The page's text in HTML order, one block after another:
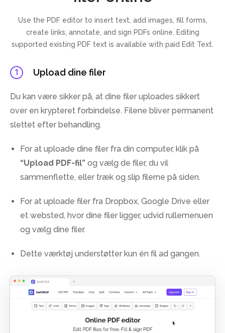
Use the PDF editor to insert text, add images, fill forms,
create links, annotate, and sign PDFs online. Editing
supported existing PDF text is available with paid Edit Text.
1 Upload dine filer
Du kan være sikker på, at dine filer uploades sikkert
over en krypteret forbindelse. Filene bliver permanent
slettet efter behandling.
For at uploade dine filer fra din computer, klik på
“Upload PDF-fil” og vælg de filer, du vil
sammenflette, eller træk og slip filerne på siden.
For at uploade filer fra Dropbox, Google Drive eller
et websted, hvor dine filer ligger, udvid rullemenuen
og vælg dine filer.
Dette værktøj understøtter kun én fil ad gangen.